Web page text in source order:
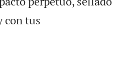
con tus